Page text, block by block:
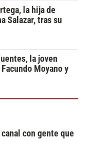
la hija de
Salazar, tras su
la joven
Moyano y
con gente que